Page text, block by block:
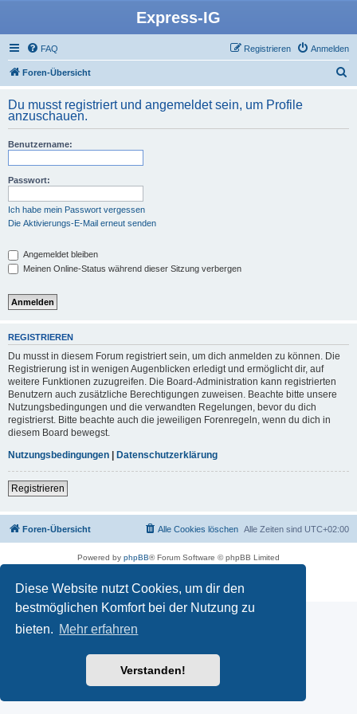
Diese Website nutzt Cookies, um dir den
bestmöglichen Komfort bei der Nutzung zu
bieten. Mehr erfahren
Verstanden!
Express-IG
FAQ Anmelden
Registrieren
Foren-Übersicht
h
Du musst registriert und angemeldet sein, um Profile
anzuschauen.
Benutzername:
Passwort:
Ich habe mein Passwort vergessen
Die Aktivierungs-E-Mail erneut senden
Angemeldet bleiben
Meinen Online-Status während dieser Sitzung verbergen
REGISTRIEREN
Du musst in diesem Forum registriert sein, um dich anmelden zu können. Die
Registrierung ist in wenigen Augenblicken erledigt und ermöglicht dir, auf
weitere Funktionen zuzugreifen. Die Board-Administration kann registrierten
Benutzern auch zusätzliche Berechtigungen zuweisen. Beachte bitte unsere
Nutzungsbedingungen und die verwandten Regelungen, bevor du dich
registrierst. Bitte beachte auch die jeweiligen Forenregeln, wenn du dich in
diesem Board bewegst.
Nutzungsbedingungen | Datenschutzerklärung
Registrieren
Foren-Übersicht Alle Zeiten sind UTC+02:00
Alle Cookies löschen
Powered by phpBB® Forum Software © phpBB Limited
Datenschutz|Nutzungsbedingungen